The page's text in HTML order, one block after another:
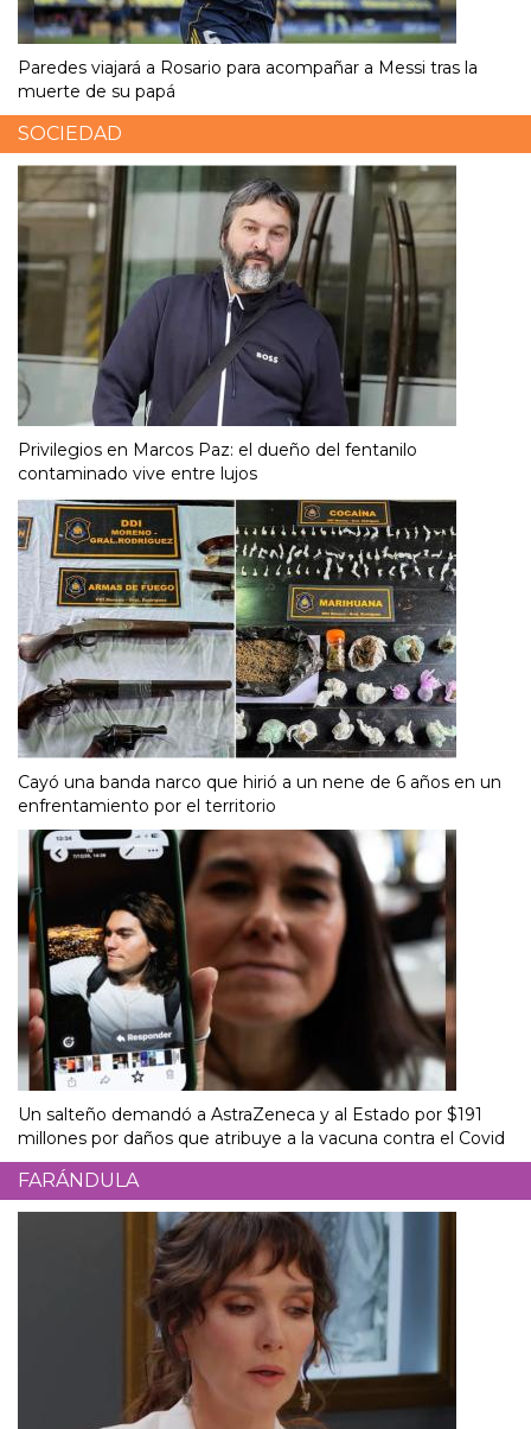
Paredes viajará a Rosario para acompañar a Messi tras la
muerte de su papá
SOCIEDAD
Privilegios en Marcos Paz: el dueño del fentanilo
contaminado vive entre lujos
Cayó una banda narco que hirió a un nene de 6 años en un
enfrentamiento por el territorio
Un salteño demandó a AstraZeneca y al Estado por $191
millones por daños que atribuye a la vacuna contra el Covid
FARÁNDULA